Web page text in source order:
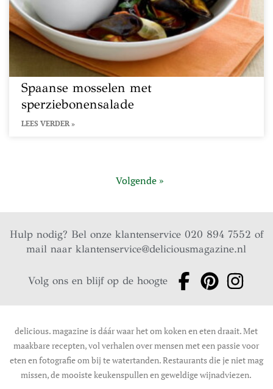
Spaanse mosselen met
sperziebonensalade
LEES VERDER »
Volgende »
Hulp nodig? Bel onze klantenservice 020 894 7552 of
mail naarklantenservice@deliciousmagazine.nl
Volg ons en blijf op de hoogte
delicious. magazine is dáár waar het om koken en eten draait. Met
maakbare recepten, vol verhalen over mensen met een passie voor
eten en fotografie om bij te watertanden. Restaurants die je niet mag
missen, de mooiste keukenspullen en geweldige wijnadviezen.